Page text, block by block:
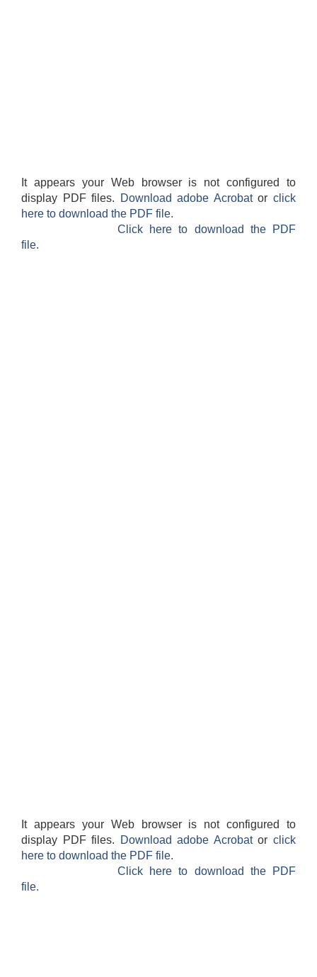
It appears your Web browser is not configured to
display PDF files.
Download adobe Acrobatorclick
here to download the PDF file.
Click here to download the PDF
file.
It appears your Web browser is not configured to
display PDF files.
Download adobe Acrobatorclick
here to download the PDF file.
Click here to download the PDF
file.